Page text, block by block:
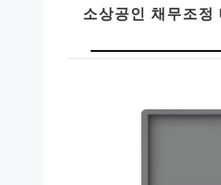
소상공인 채무조